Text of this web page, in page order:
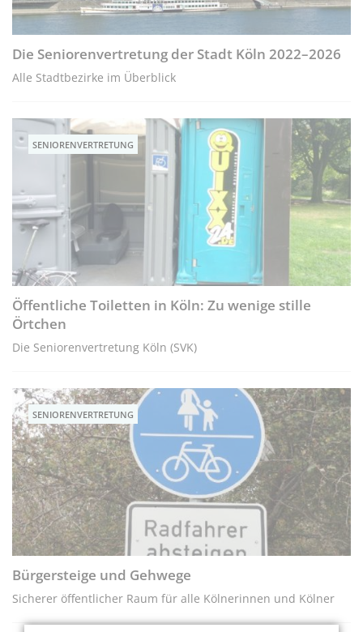
Die Seniorenvertretung der Stadt Köln 2022–2026
Alle Stadtbezirke im Überblick
SENIORENVERTRETUNG
Öffentliche Toiletten in Köln: Zu wenige stille
Örtchen
Die Seniorenvertretung Köln (SVK)
SENIORENVERTRETUNG
Bürgersteige und Geh­wege
Sicherer öffentlicher Raum für alle Kölnerinnen und Kölner